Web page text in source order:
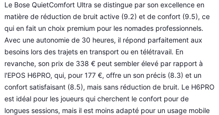
Le Bose QuietComfort Ultra se distingue par son excellence en
matière de réduction de bruit active (9.2) et de confort (9.5), ce
qui en fait un choix premium pour les nomades professionnels.
Avec une autonomie de 30 heures, il répond parfaitement aux
besoins lors des trajets en transport ou en télétravail. En
revanche, son prix de 338 € peut sembler élevé par rapport à
l'EPOS H6PRO, qui, pour 177 €, offre un son précis (8.3) et un
confort satisfaisant (8.5), mais sans réduction de bruit. Le H6PRO
est idéal pour les joueurs qui cherchent le confort pour de
longues sessions, mais il est moins adapté pour un usage mobile